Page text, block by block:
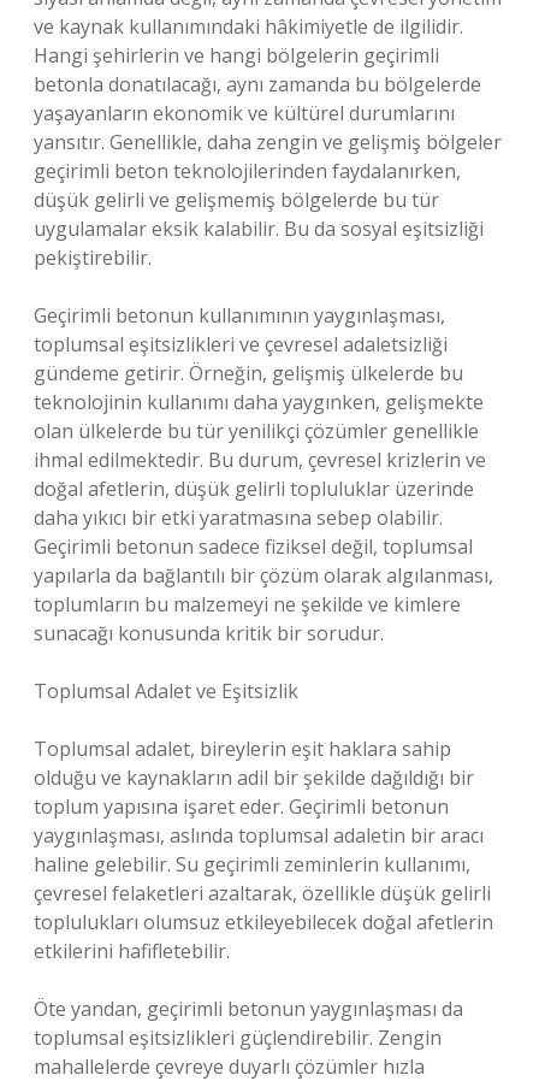
ve kaynak kullanımındaki hâkimiyetle de ilgilidir.
Hangi şehirlerin ve hangi bölgelerin geçirimli
betonla donatılacağı, aynı zamanda bu bölgelerde
yaşayanların ekonomik ve kültürel durumlarını
yansıtır. Genellikle, daha zengin ve gelişmiş bölgeler
geçirimli beton teknolojilerinden faydalanırken,
düşük gelirli ve gelişmemiş bölgelerde bu tür
uygulamalar eksik kalabilir. Bu da sosyal eşitsizliği
pekiştirebilir.
Geçirimli betonun kullanımının yaygınlaşması,
toplumsal eşitsizlikleri ve çevresel adaletsizliği
gündeme getirir. Örneğin, gelişmiş ülkelerde bu
teknolojinin kullanımı daha yaygınken, gelişmekte
olan ülkelerde bu tür yenilikçi çözümler genellikle
ihmal edilmektedir. Bu durum, çevresel krizlerin ve
doğal afetlerin, düşük gelirli topluluklar üzerinde
daha yıkıcı bir etki yaratmasına sebep olabilir.
Geçirimli betonun sadece fiziksel değil, toplumsal
yapılarla da bağlantılı bir çözüm olarak algılanması,
toplumların bu malzemeyi ne şekilde ve kimlere
sunacağı konusunda kritik bir sorudur.
Toplumsal Adalet ve Eşitsizlik
Toplumsal adalet, bireylerin eşit haklara sahip
olduğu ve kaynakların adil bir şekilde dağıldığı bir
toplum yapısına işaret eder. Geçirimli betonun
yaygınlaşması, aslında toplumsal adaletin bir aracı
haline gelebilir. Su geçirimli zeminlerin kullanımı,
çevresel felaketleri azaltarak, özellikle düşük gelirli
toplulukları olumsuz etkileyebilecek doğal afetlerin
etkilerini hafifletebilir.
Öte yandan, geçirimli betonun yaygınlaşması da
toplumsal eşitsizlikleri güçlendirebilir. Zengin
mahallelerde çevreye duyarlı çözümler hızla